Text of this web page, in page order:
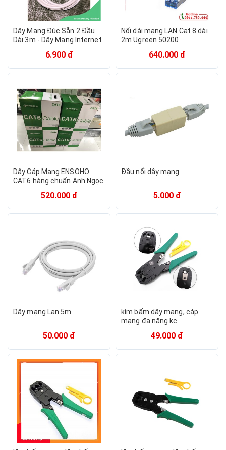
Dây Mạng Đúc Sẵn 2 Đầu
Dài 3m - Dây Mạng Internet
6.900 đ
Nối dài mạng LAN Cat 8 dài
2m Ugreen 50200
640.000 đ
Dây Cáp Mạng ENSOHO
CAT6 hàng chuẩn Anh Ngọc
LINK | Dây mạng GIPCO -
Cuộn 305 Mét
520.000 đ
Đầu nối dây mạng
5.000 đ
Dây mạng Lan 5m
50.000 đ
kìm bấm dây mạng, cáp
mạng đa năng kc
49.000 đ